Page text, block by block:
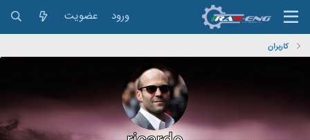
ورود عضویت
کاربران